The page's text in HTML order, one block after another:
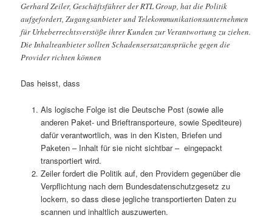
Gerhard Zeiler, Geschäftsführer der RTL Group, hat die Politik
aufgefordert, Zugangsanbieter und Telekommunikationsunternehmen
für Urheberrechtsverstöße ihrer Kunden zur Verantwortung zu ziehen.
Die Inhalteanbieter sollten Schadensersatzansprüche gegen die
Provider richten können
Das heisst, dass
Als logische Folge ist die Deutsche Post (sowie alle
anderen Paket- und Brieftransporteure, sowie Spediteure)
dafür verantwortlich, was in den Kisten, Briefen und
Paketen – Inhalt für sie nicht sichtbar – eingepackt
transportiert wird.
Zeiler fordert die Politik auf, den Providern gegenüber die
Verpflichtung nach dem Bundesdatenschutzgesetz zu
lockern, so dass diese jegliche transportierten Daten zu
scannen und inhaltlich auszuwerten.